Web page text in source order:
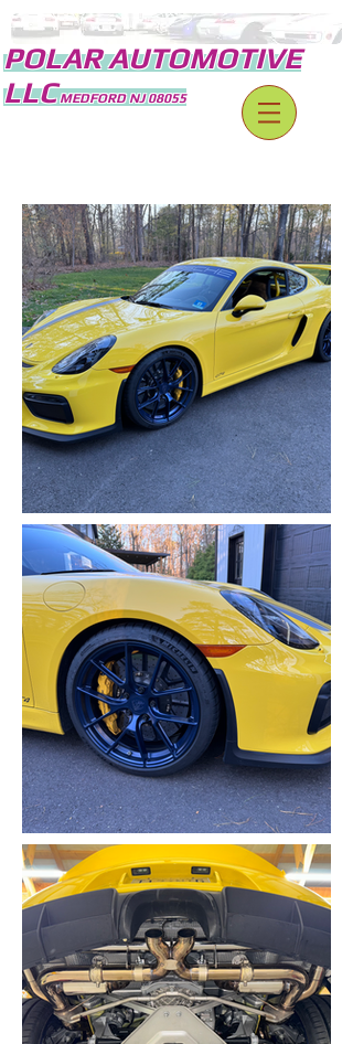
POLAR AUTOMOTIVE
LLC MEDFORD NJ 08055